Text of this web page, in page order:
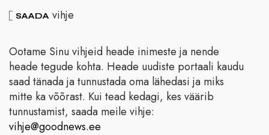
SAADA vihje
Ootame Sinu vihjeid heade inimeste ja nende
heade tegude kohta. Heade uudiste portaali kaudu
saad tänada ja tunnustada oma lähedasi ja miks
mitte ka võõrast. Kui tead kedagi, kes väärib
tunnustamist, saada meile vihje:
vihje@goodnews.ee